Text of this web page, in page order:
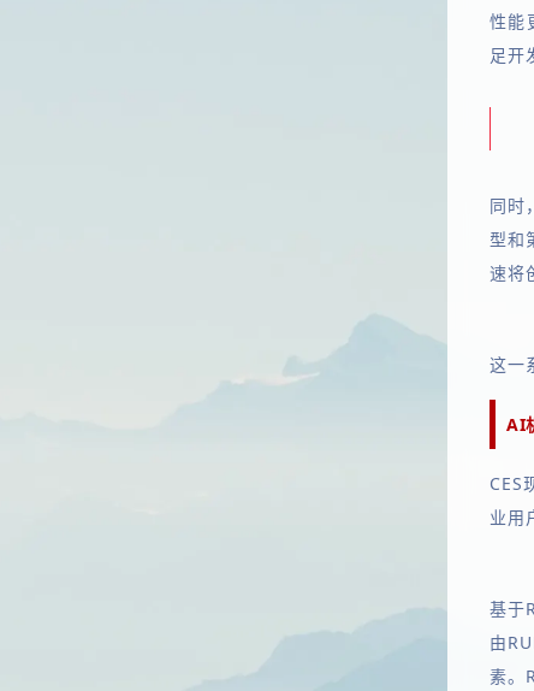
性能
足开
同时
型和
速将
这一
AI
CES
业用
基于
由
素。